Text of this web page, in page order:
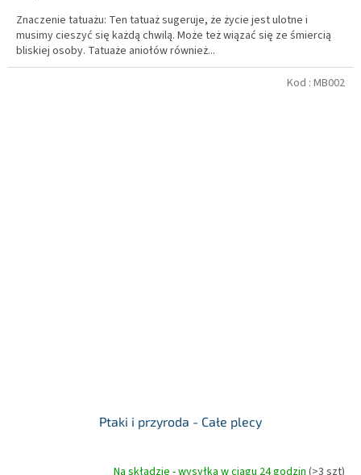
Znaczenie tatuażu: Ten tatuaż sugeruje, że życie jest ulotne i
musimy cieszyć się każdą chwilą. Może też wiązać się ze śmiercią
bliskiej osoby. Tatuaże aniołów również...
Ptaki i przyroda - Całe plecy
Kod : MB002